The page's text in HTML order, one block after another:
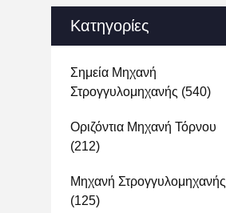
Κατηγορίες
Σημεία Μηχανή
Στρογγυλομηχανής (540)
Οριζόντια Μηχανή Τόρνου
(212)
Μηχανή Στρογγυλομηχανής
(125)